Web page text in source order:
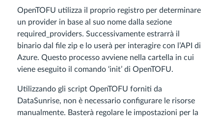
OpenTOFU utilizza il proprio registro per determinare
un provider in base al suo nome dalla sezione
required_providers. Successivamente estrarrà il
binario dal file zip e lo userà per interagire con l’API di
Azure. Questo processo avviene nella cartella in cui
viene eseguito il comando ‘init’ di OpenTOFU.
Utilizzando gli script OpenTOFU forniti da
DataSunrise, non è necessario configurare le risorse
manualmente. Basterà regolare le impostazioni per la